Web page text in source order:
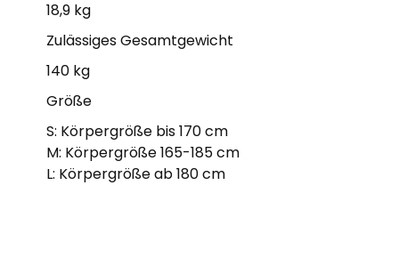
18,9 kg
Zulässiges Gesamtgewicht
140 kg
Größe
S: Körpergröße bis 170 cm
M: Körpergröße 165-185 cm
L: Körpergröße ab 180 cm